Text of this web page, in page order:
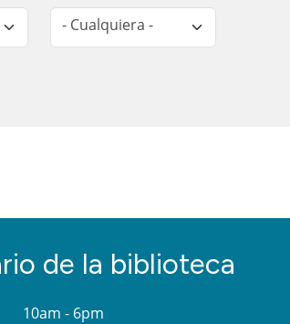
- Cualquiera -
de la biblioteca
10am - 6pm